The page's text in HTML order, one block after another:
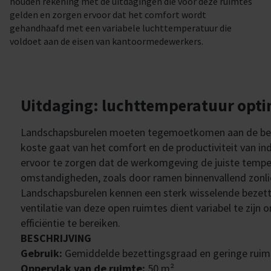
gelden en zorgen ervoor dat het comfort wordt
gehandhaafd met een variabele luchttemperatuur die
voldoet aan de eisen van kantoormedewerkers.
Uitdaging: luchttemperatuur
Landschapsburelen moeten tegemoetkomen aan de
koste gaat van het comfort en de productiviteit van
ervoor te zorgen dat de werkomgeving de juiste
omstandigheden, zoals door ramen binnenvallend
Landschapsburelen kennen een sterk wisselende
ventilatie van deze open ruimtes dient variabel te zijn
efficiëntie te bereiken.
BESCHRIJVING
Gebruik: Gemiddelde bezettingsgraad en geringe